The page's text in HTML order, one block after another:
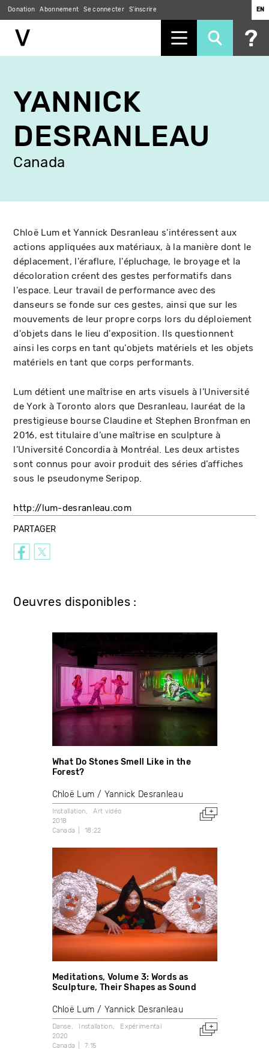
contenu
principal
Donation Abonnement Se connecter S'inscrire EN
YANNICK
DESRANLEAU
Canada
Chloë Lum et Yannick Desranleau s'intéressent aux
actions appliquées aux matériaux, à la manière dont le
déplacement, l'éraflure, l'épluchage, le broyage et la
décoloration créent des gestes performatifs dans
l'espace. Leur travail de performance avec des
danseurs se fonde sur ces gestes, ainsi que sur les
mouvements de leur propre corps lors du déploiement
d'objets dans le lieu d'exposition. Ils questionnent
ainsi les corps en tant qu'objets matériels et les objets
matériels en tant que corps performants.
Lum détient une maîtrise en arts visuels à l’Université
de York à Toronto alors que Desranleau, lauréat de la
prestigieuse bourse Claudine et Stephen Bronfman en
2016, est titulaire d’une maîtrise en sculpture à
l’Université Concordia à Montréal. Les deux artistes
sont connus pour avoir produit des séries d’affiches
sous le pseudonyme Seripop.
http://lum-desranleau.com
PARTAGER
Oeuvres disponibles :
What Do Stones Smell Like in the
Forest?
Chloë Lum Yannick Desranleau
Installation
Art vidéo
2018
Canada
18:22
Meditations, Volume 3: Words as
Sculpture, Their Shapes as Sound
Chloë Lum Yannick Desranleau
Danse Installation
Expérimental
2020
Canada
7:15